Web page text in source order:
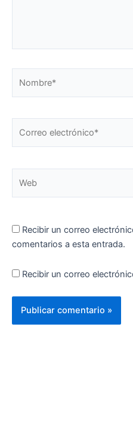
Recibir un correo
comentarios a esta entrada.
Recibir un correo